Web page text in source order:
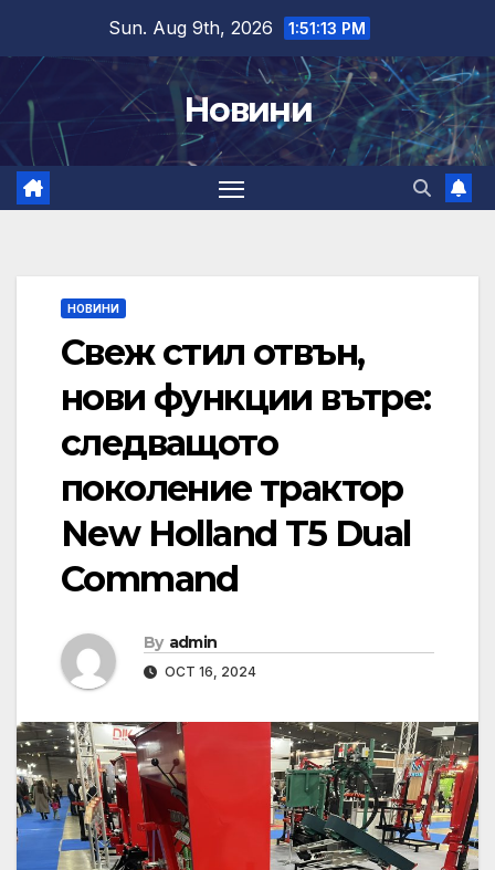
content
Sun. Aug 9th, 2026 1:51:14 PM
Новини
НОВИНИ
Свеж стил отвън,
нови функции вътре:
следващото
поколение трактор
New Holland T5 Dual
Command
By admin
OCT 16, 2024